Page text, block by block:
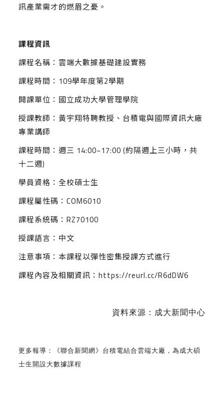
訊產業需才的燃眉之憂。
課程資訊
課程名稱：雲端大數據基礎建設實務
課程時間：109學年度第2學期
開課單位：國立成功大學管理學院
授課教師：黃宇翔特聘教授、台積電與國際資訊大廠
專業講師
課程時間：週三 14:00~17:00 (約隔週上三小時，共
十二週)
學員資格：全校碩士生
課程屬性碼：COM6010
課程系統碼：RZ70100
授課語言：中文
注意事項：本課程以彈性密集授課方式進行
課程內容及相關資訊：https://reurl.cc/R6dDW6
資料來源： 成大新聞中心
更多報導：
《聯合新聞網》台積電結合雲端大廠，為成大碩
士生開設大數據課程